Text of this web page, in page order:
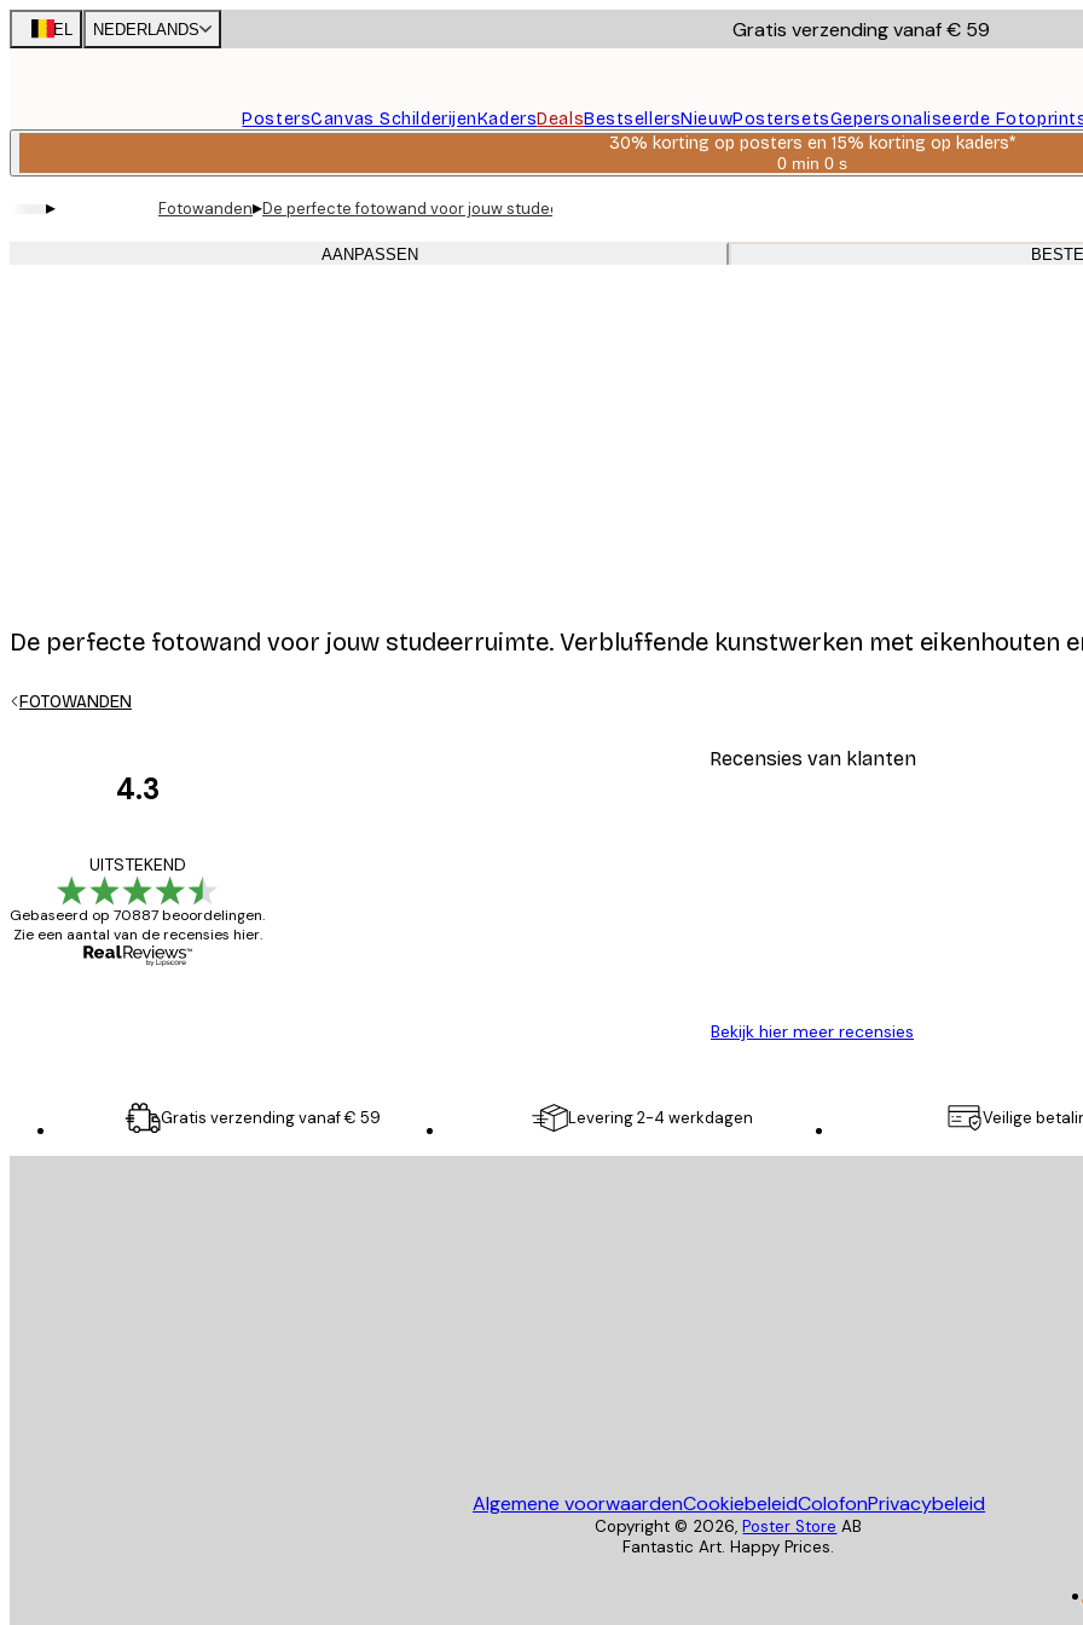
Skip
to
BEL NEDERLANDS Gratis verzending vanaf € 59
PostersCanvas SchilderijenKadersDealsBestsellersNieuwPostersetsGepersonaliseerde
30% korting op posters en 15% korting op kaders*
0 min 0 s
Geldig
06
▸ Fotowanden▸De perfecte fotowand voor jouw studeerruimte. Verbluffende kunstwerken met eikenhouten en witte lijsten.
AANPASSEN
De perfecte fotowand voor jouw studeerruimte. Verbluffende kunstwerken met eikenhouten
FOTOWANDEN
Recensies van klanten
4.3
UITSTEKEND
Gebaseerd op 70887 beoordelingen.
Zie een aantal van de recensies hier.
Bekijk hier meer recensies
E-mail
Privacy beleid
Gratis verzending vanaf € 59 Levering 2-4 werkdagen Veilige
Algemene voorwaardenCookiebeleidColofonPrivacybeleid
Copyright © 2026, Poster Store AB
Fantastic Art. Happy Prices.